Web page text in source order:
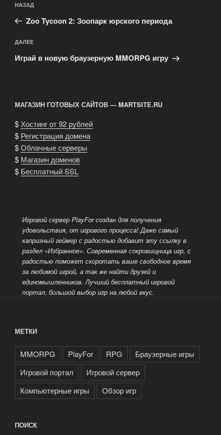
по
записям
Предыдущая
запись:
НАЗАД
Zoo Tycoon 2: Зоопарк юрского периода
Следующая
запись
ДАЛЕЕ
Играй в новую браузерную MMORPG игру
МАГАЗИН ГОТОВЫХ САЙТОВ — MARTSITE.RU
$ Хостинг от 92 рублей
$ Регистрация домена
$Облачные серверы
$ Магазин доменов
$ Бесплатный SSL
Игровой сервер PlayFor создан для получения
удовольствия, от игрового процесса! Даже самый
капризный геймер с радостью добавит эту ссылку в
раздел «Избранное». Современная сокровищница игр, с
радостью поможет скоротать ваше свободное время
за любимой игрой, а так же найти друзей и
единомышленников. Лучший бесплатный игровой
портал, большой выбор игр на любой вкус.
МЕТКИ
MMORPG PlayFor RPG
Браузерные игры
Игровой портал
Игровой сервер
Компьютерные игры
Обзор игр
ПОИСК